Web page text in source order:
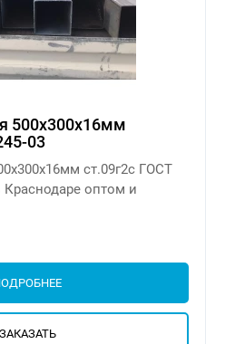
500х300х16мм
03
ст.09г2с ГОСТ
Краснодаре оптом и
ЗАКАЗАТЬ